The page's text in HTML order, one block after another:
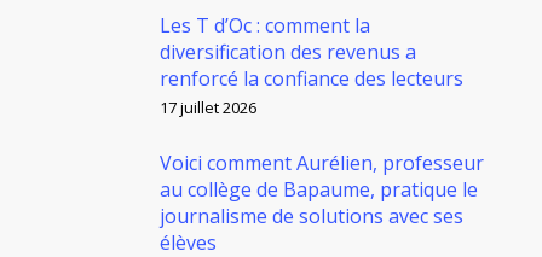
Les T d’Oc : comment la
diversification des revenus a
renforcé la confiance des lecteurs
17 juillet 2026
Voici comment Aurélien, professeur
au collège de Bapaume, pratique le
journalisme de solutions avec ses
élèves